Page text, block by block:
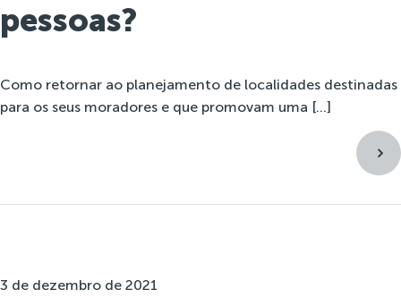
pessoas?
Como retornar ao planejamento de localidades destinadas
para os seus moradores e que promovam uma […]
3 de dezembro de 2021